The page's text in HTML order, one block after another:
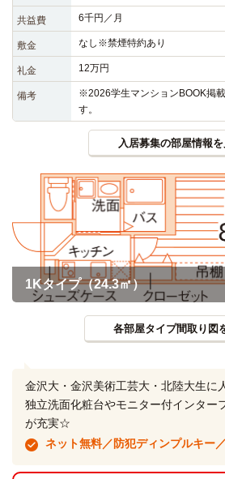
共益費 6千円／月
敷金 なし※禁煙特約あり
礼金 12万円
備考
※2026学生マンションBOOK掲
す。
入居募集の部屋情報
1Kタイプ（24.3㎡）
各部屋タイプ間取り図
金沢大・金沢美術工芸大・北陸大生に
独立洗面化粧台やモニター付インター
が充実☆
ネット無料／防犯ディンプルキー